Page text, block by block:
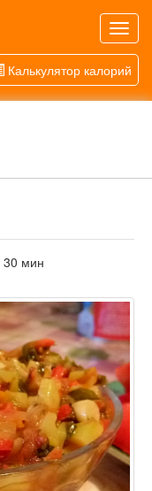
Калькулятор калорий
30 мин